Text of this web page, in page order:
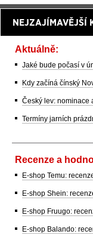
NEJZAJÍMAVĚJŠÍ
Aktuálně:
Jaké bude počasí v
Kdy začíná čínský
Český lev: nominace
Termíny jarních
Recenze a
E-shop Temu:
E-shop Shein:
E-shop Fruugo:
E-shop Balando: